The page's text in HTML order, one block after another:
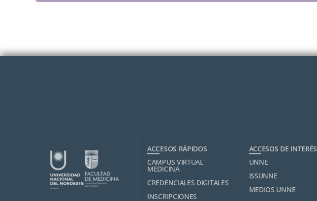
ACCESOS RÁPIDOS
CAMPUS VIRTUAL
MEDICINA
CREDENCIALES DIGITALES
INSCRIPCIONES
ACCESOS DE INTERÉS
UNNE
ISSUNNE
MEDIOS UNNE